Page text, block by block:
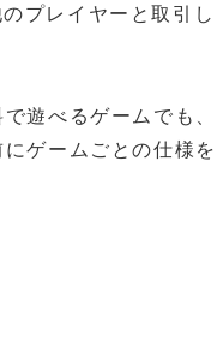
プレイヤーと取引し
遊べるゲームでも、
ゲームごとの仕様を